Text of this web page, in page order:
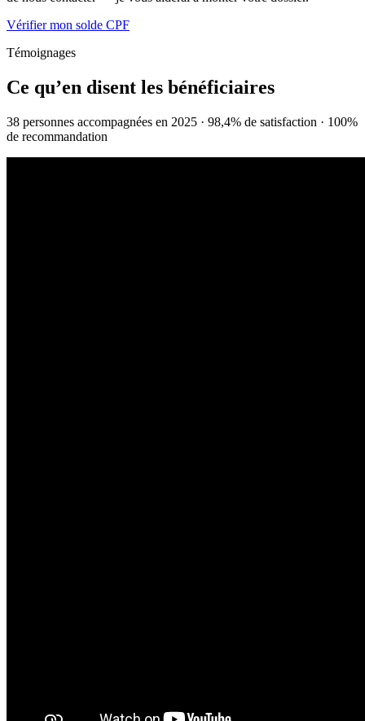
Vérifier mon solde CPF
Témoignages
Ce qu’en disent les bénéficiaires
38 personnes accompagnées en 2025 · 98,4% de satisfaction · 100%
de recommandation